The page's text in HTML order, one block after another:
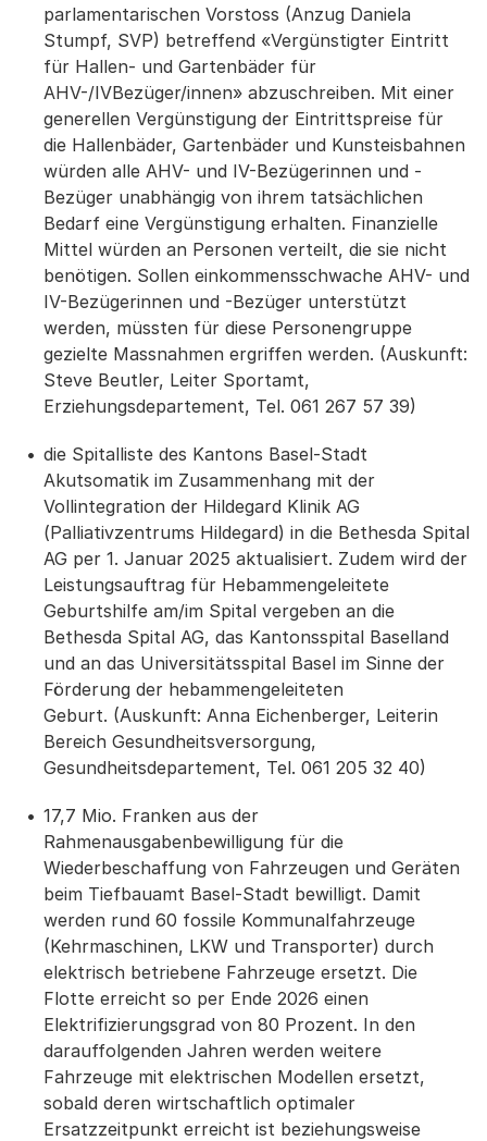
parlamentarischen Vorstoss (Anzug Daniela
Stumpf, SVP) betreffend «Vergünstigter Eintritt
für Hallen- und Gartenbäder für
AHV-/IVBezüger/innen» abzuschreiben. Mit einer
generellen Vergünstigung der Eintrittspreise für
die Hallenbäder, Gartenbäder und Kunsteisbahnen
würden alle AHV- und IV-Bezügerinnen und -
Bezüger unabhängig von ihrem tatsächlichen
Bedarf eine Vergünstigung erhalten. Finanzielle
Mittel würden an Personen verteilt, die sie nicht
benötigen. Sollen einkommensschwache AHV- und
IV-Bezügerinnen und -Bezüger unterstützt
werden, müssten für diese Personengruppe
gezielte Massnahmen ergriffen werden. (Auskunft:
Steve Beutler, Leiter Sportamt,
Erziehungsdepartement, Tel. 061 267 57 39)
die Spitalliste des Kantons Basel-Stadt
Akutsomatik im Zusammenhang mit der
Vollintegration der Hildegard Klinik AG
(Palliativzentrums Hildegard) in die Bethesda Spital
AG per 1. Januar 2025 aktualisiert. Zudem wird der
Leistungsauftrag für Hebammengeleitete
Geburtshilfe am/im Spital vergeben an die
Bethesda Spital AG, das Kantonsspital Baselland
und an das Universitätsspital Basel im Sinne der
Förderung der hebammengeleiteten
Geburt. (Auskunft: Anna Eichenberger, Leiterin
Bereich Gesundheitsversorgung,
Gesundheitsdepartement, Tel. 061 205 32 40)
17,7 Mio. Franken aus der
Rahmenausgabenbewilligung für die
Wiederbeschaffung von Fahrzeugen und Geräten
beim Tiefbauamt Basel-Stadt bewilligt. Damit
werden rund 60 fossile Kommunalfahrzeuge
(Kehrmaschinen, LKW und Transporter) durch
elektrisch betriebene Fahrzeuge ersetzt. Die
Flotte erreicht so per Ende 2026 einen
Elektrifizierungsgrad von 80 Prozent. In den
darauffolgenden Jahren werden weitere
Fahrzeuge mit elektrischen Modellen ersetzt,
sobald deren wirtschaftlich optimaler
Ersatzzeitpunkt erreicht ist beziehungsweise